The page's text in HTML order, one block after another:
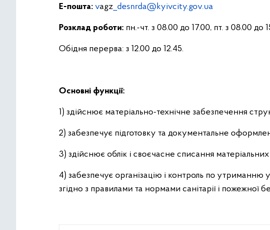
Е-пошта: vagz _desnrda@kyivcity.gov.ua
Розклад роботи: пн.-чт. з 08.00 до 17.00, пт. з 08.00 до
Обідня перерва: з 12.00 до 12.45.
Основні функції:
1) здійснює матеріально-технічне забезпечення
2) забезпечує підготовку та документальне
3) здійснює облік і своєчасне списання
4) забезпечує організацію і контроль по
згідно з правилами та нормами санітарії і пожежної